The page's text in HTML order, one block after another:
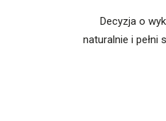
Decyzja o
naturalnie i